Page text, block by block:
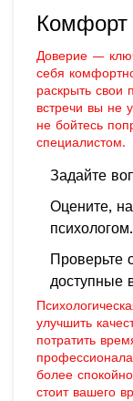
Комфорт
Доверие —
себя
раскрыть свои
встречи вы не
не бойтесь
специалистом.
Задайте
Оцените,
психологом.
Проверьте
доступные
улучшить
потратить
более
стоит вашего